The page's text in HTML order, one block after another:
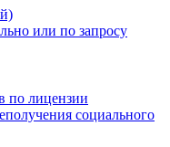
или по запросу
по лицензии
социального